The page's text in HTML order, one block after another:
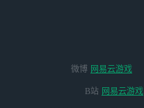
微博 网易云游戏
B站 网易云游戏